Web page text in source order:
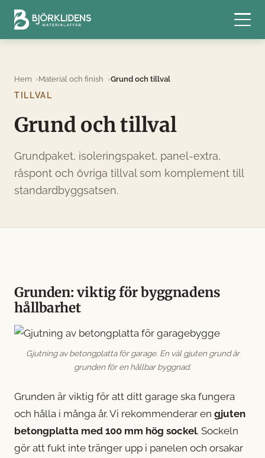
Hem Material och finish
Grund och tillval
TILLVAL
Grund och tillval
Grundpaket, isoleringspaket, panel-extra,
råspont och övriga tillval som komplement till
standardbyggsatsen.
Grunden: viktig för byggnadens
hållbarhet
Gjutning av betongplatta för garage. En väl gjuten grund är
grunden för en hållbar byggnad.
Grunden är viktig för att ditt garage ska fungera
och hålla i många år. Vi rekommenderar en gjuten
betongplatta med 100 mm hög sockel. Sockeln
gör att fukt inte tränger upp i panelen och orsakar